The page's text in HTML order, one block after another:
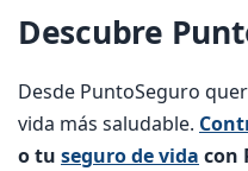
Descubre
Desde PuntoSeguro
vida más saludable.
o tu seguro de vida con